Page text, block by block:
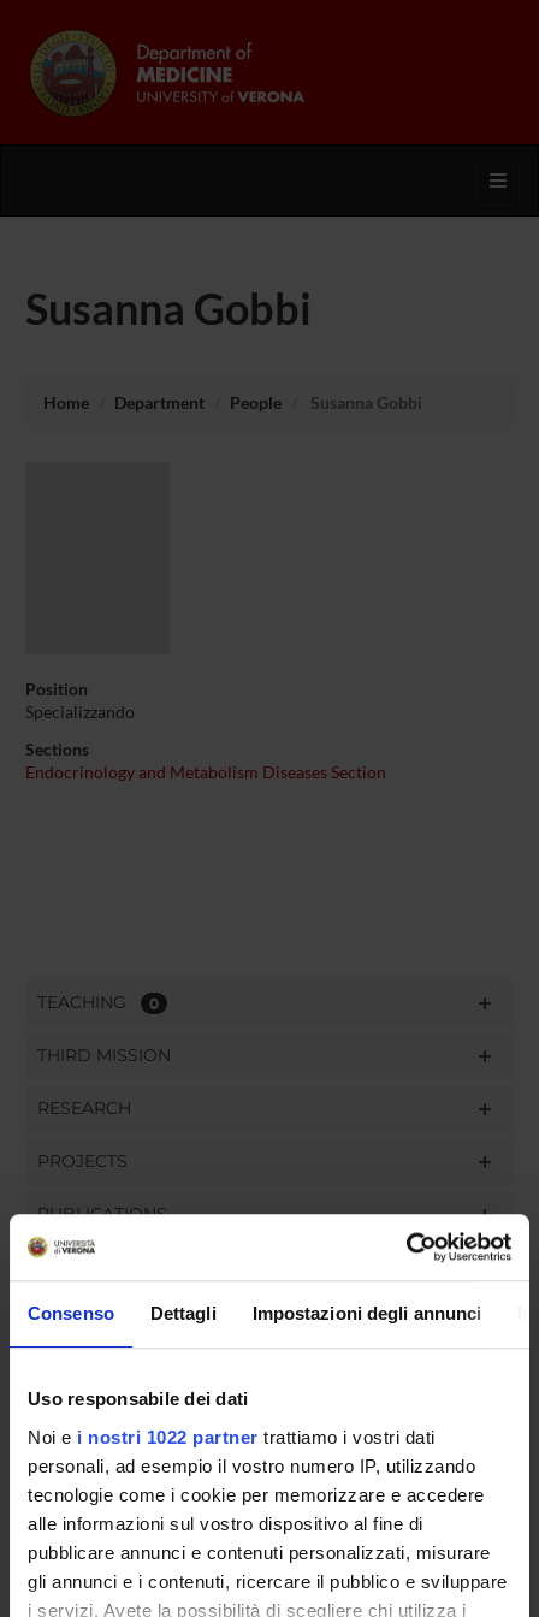
Consenso Dettagli Impostazioni degli annunci
Uso responsabile dei dati
Noi e i nostri 1022 partner trattiamo i vostri dati
personali, ad esempio il vostro numero IP, utilizzando
tecnologie come i cookie per memorizzare e accedere
alle informazioni sul vostro dispositivo al fine di
pubblicare annunci e contenuti personalizzati, misurare
gli annunci e i contenuti, ricercare il pubblico e sviluppare
i servizi. Avete la possibilità di scegliere chi utilizza i
Susanna Gobbi
Home Department People Susanna Gobbi
Position
Specializzando
Sections
Endocrinology and Metabolism Diseases Section
TEACHING 0
THIRD MISSION
RESEARCH
PROJECTS
PUBLICATIONS
ORGANISATION
GOVERNANCE
COMMITTEES
DEPARTMENT ADMINISTRATION OFFICES
STUDENT ADMINISTRATION OFFICES